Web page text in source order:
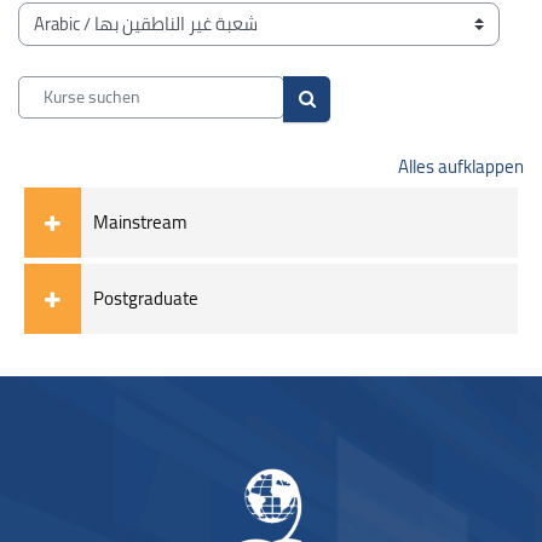
Kursbereiche
Kurse suchen
Kurse suchen
Alles aufklappen
Mainstream
Postgraduate
Blöcke